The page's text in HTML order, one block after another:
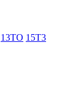
13TO 15T3